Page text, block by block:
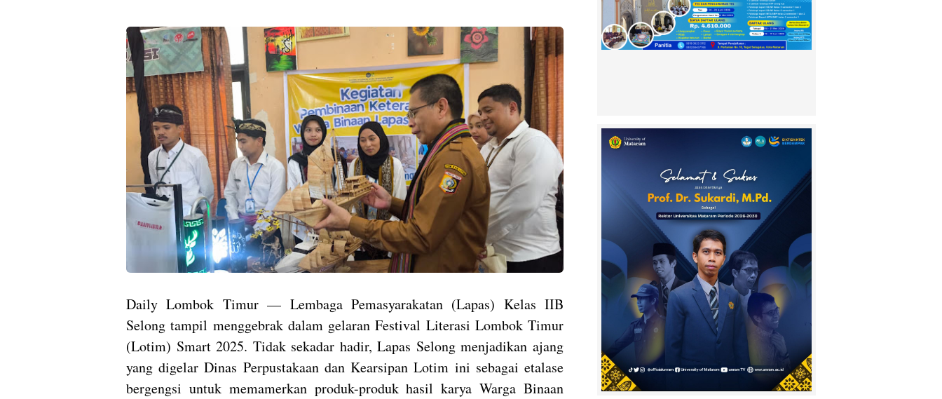
Daily Lombok Timur — Lembaga Pemasyarakatan (Lapas) Kelas IIB
Selong tampil menggebrak dalam gelaran Festival Literasi Lombok Timur
(Lotim) Smart 2025. Tidak sekadar hadir, Lapas Selong menjadikan ajang
yang digelar Dinas Perpustakaan dan Kearsipan Lotim ini sebagai etalase
bergengsi untuk memamerkan produk-produk hasil karya Warga Binaan